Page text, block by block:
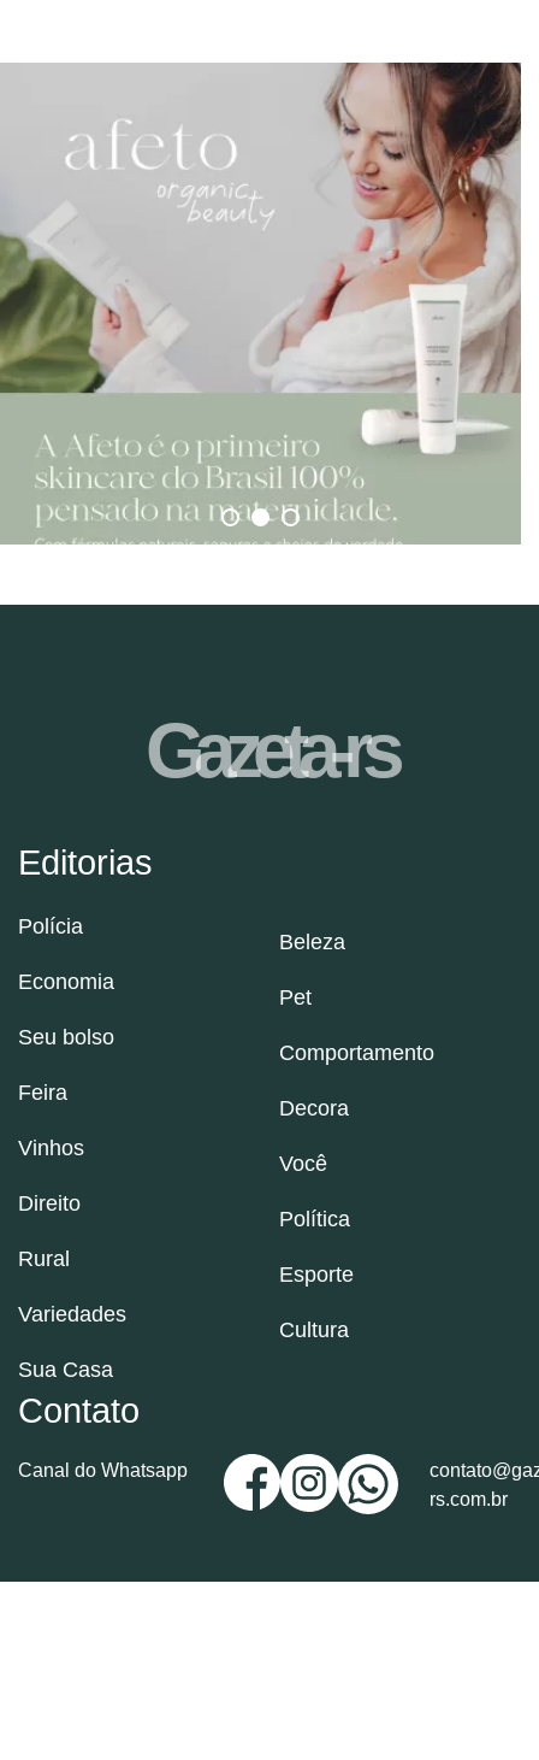
Editorias
Polícia
Economia
Seu bolso
Feira
Vinhos
Direito
Rural
Variedades
Sua Casa
Beleza
Pet
Comportamento
Decora
Você
Política
Esporte
Cultura
Contato
Canal do Whatsapp
rs.com.br
Gazeta-rs